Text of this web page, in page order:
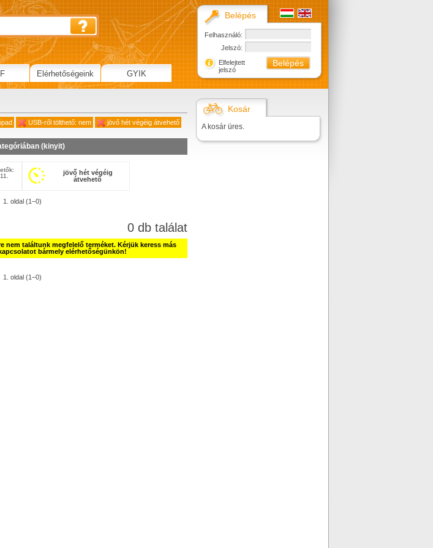
USB-ről tölthető: nem jövő hét végéig átvehető
(kinyit)
jövő hét végéig
átvehető
1. oldal (1–0)
0 db találat
nem találtunk megfelelő terméket. Kérjük keress más
bármely elérhetőségünkön!
1. oldal (1–0)
Kosár
A kosár üres.
Belépés
Felhasználó:
Jelszó:
Elfelejtett
jelszó
Elérhetőségeink GYIK